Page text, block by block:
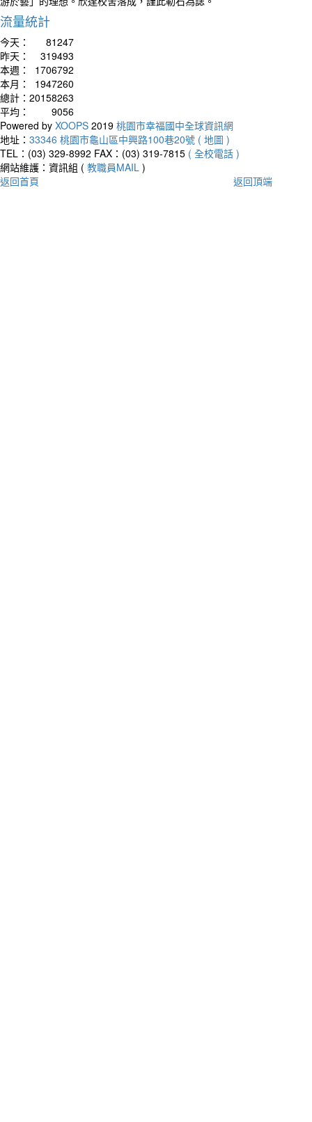
流量統計
今天：
81247
昨天：
319493
本週：
1706792
本月：
1947260
總計： 20158263
平均：
9056
Powered by XOOPS 2019 桃園市幸福國中全球資訊網
地址： 33346 桃園市龜山區中興路100巷20號 ( 地圖 )
TEL：(03) 329-8992 FAX：(03) 319-7815 ( 全校電話 )
網站維護：資訊組 ( 教職員MAIL )
返回首頁
返回頂端